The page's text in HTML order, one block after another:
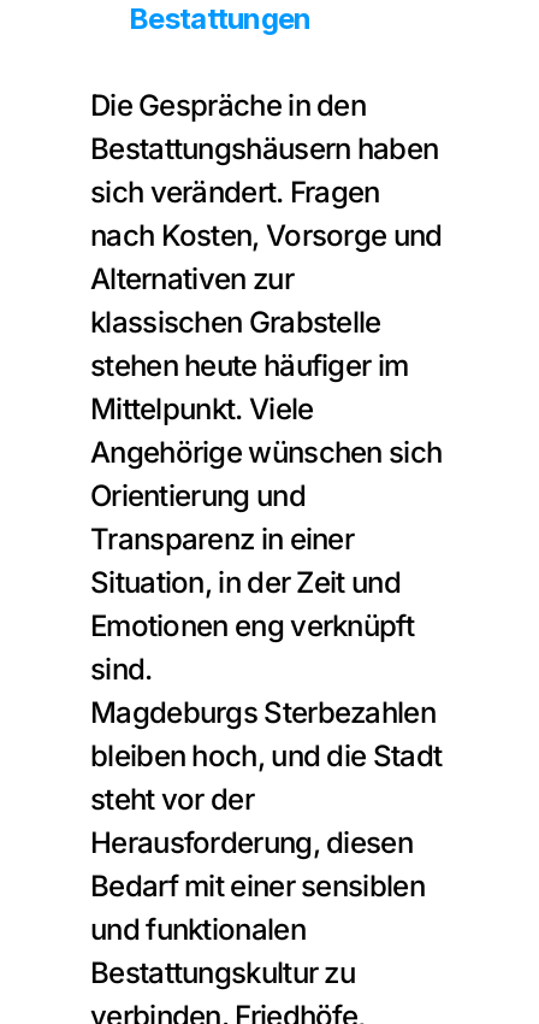
Bestattungen
Die Gespräche in den
Bestattungshäusern haben
sich verändert. Fragen
nach Kosten, Vorsorge und
Alternativen zur
klassischen Grabstelle
stehen heute häufiger im
Mittelpunkt. Viele
Angehörige wünschen sich
Orientierung und
Transparenz in einer
Situation, in der Zeit und
Emotionen eng verknüpft
sind.
Magdeburgs Sterbezahlen
bleiben hoch, und die Stadt
steht vor der
Herausforderung, diesen
Bedarf mit einer sensiblen
und funktionalen
Bestattungskultur zu
verbinden. Friedhöfe,